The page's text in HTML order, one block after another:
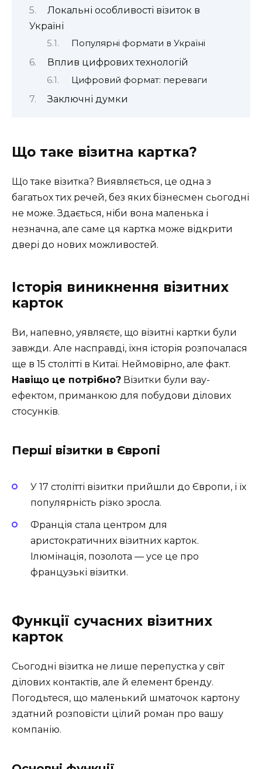
Локальні особливості візиток в
Україні
Популярні формати в Україні
Вплив цифрових технологій
Цифровий формат: переваги
Заключні думки
Що таке візитна картка?
Що таке візитка? Виявляється, це одна з
багатьох тих речей, без яких бізнесмен сьогодні
не може. Здається, ніби вона маленька і
незначна, але саме ця картка може відкрити
двері до нових можливостей.
Історія виникнення візитних
карток
Ви, напевно, уявляєте, що візитні картки були
завжди. Але насправді, їхня історія розпочалася
ще в 15 столітті в Китаї. Неймовірно, але факт.
Навіщо це потрібно? Візитки були вау-
ефектом, приманкою для побудови ділових
стосунків.
Перші візитки в Європі
У 17 столітті візитки прийшли до Європи, і їх
популярність різко зросла.
Франція стала центром для
аристократичних візитних карток.
Ілюмінація, позолота — усе це про
французькі візитки.
Функції сучасних візитних
карток
Сьогодні візитка не лише перепустка у світ
ділових контактів, але й елемент бренду.
Погодьтеся, що маленький шматочок картону
здатний розповісти цілий роман про вашу
компанію.